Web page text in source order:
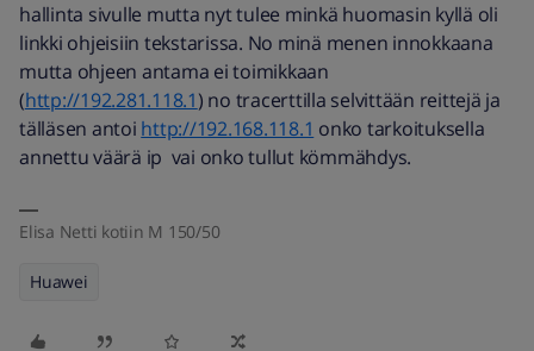
hallinta sivulle mutta nyt tulee minkä huomasin kyllä oli
linkki ohjeisiin tekstarissa. No minä menen innokkaana
mutta ohjeen antama ei toimikkaan
(http://192.281.118.1) no tracerttilla selvittään reittejä ja
tälläsen antoi http://192.168.118.1 onko tarkoituksella
annettu väärä ip vai onko tullut kömmähdys.
Elisa Netti kotiin M 150/50
Huawei